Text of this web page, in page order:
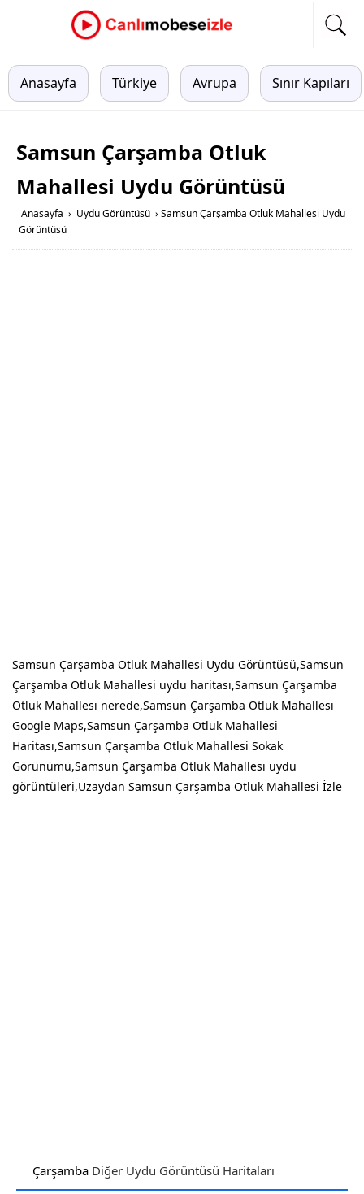
Anasayfa Türkiye Avrupa Sınır Kapıları
Samsun Çarşamba Otluk
Mahallesi Uydu Görüntüsü
Anasayfa › Uydu Görüntüsü › Samsun Çarşamba Otluk Mahallesi Uydu
Görüntüsü
Samsun Çarşamba Otluk Mahallesi Uydu Görüntüsü,Samsun
Çarşamba Otluk Mahallesi uydu haritası,Samsun Çarşamba
Otluk Mahallesi nerede,Samsun Çarşamba Otluk Mahallesi
Google Maps,Samsun Çarşamba Otluk Mahallesi
Haritası,Samsun Çarşamba Otluk Mahallesi Sokak
Görünümü,Samsun Çarşamba Otluk Mahallesi uydu
görüntüleri,Uzaydan Samsun Çarşamba Otluk Mahallesi İzle
Çarşamba Diğer Uydu Görüntüsü Haritaları